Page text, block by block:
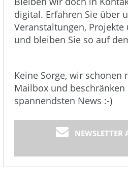
digital. Erfahren Sie über
Veranstaltungen, Projekte
und bleiben Sie so auf
Keine Sorge, wir schonen
Mailbox und
spannendsten News :-)
NEWSLETTER